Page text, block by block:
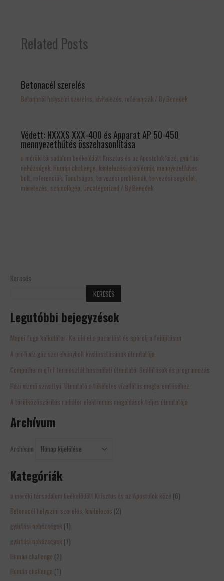
hu/letoltesek/dxf_dwg_vektorraj
160..280Ft/kg 160..280 Ft/ kg
áron (átmérő, tömeg…
Related Posts
Betonacél szerelés
Betonacél helyszíni szerelés, kivitelezés referenciák/ By Benedek
Védett: NXXXS XXX-400 és Apparat AP 50-450
mennyezethűtés összehasonlítása
a méröki társadalom beékelődött Krisztus és az Apostolok közé, gyártási
nehézségek, Humán challenge, kivitelezési problémák, mennyezetfutes
bolt, referenciák, Tanulságos, tervezési problémák, tervezési segédlet,
méretezés, számológép, Uncategorized / By Benedek
Keresés
KERESÉS
Legutóbbi bejegyzések
Mapei fuga kalkulátor: Kerüld el a pazarlást és spórolj a felújításon
A profi víz gáz szerelvénybolt kiválasztásának útmutatója
Computherm q7rf termosztát használati útmutató: Beállítások és programozás
Házi vízmű szivattyú: Útmutató a tökéletes vízellátás megteremtéséhez
A törölközőszárítós radiátor elektromos megoldások teljes útmutatója
Archívum
Archívum
Kategóriák
a méröki társadalom beékelődött Krisztus és az Apostolok közé (6)
Betonacél helyszíni szerelés, kivitelezés (2)
gyártási nehézségek (1)
gyártási nehézségek (7)
Humán challenge (2)
Humán challenge (1)